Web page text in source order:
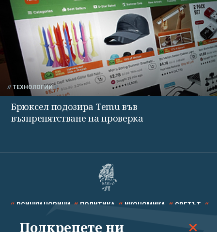
ТЕХНОЛОГИИ
Брюксел подозира Temu във
възпрепятстване на проверка
ВСИЧКИ НОВИНИ ПОЛИТИКА ИКОНОМИКА СВЕТЪТ
СПОРТ КУЛТУРА ТЕХНОЛОГИИ КАЛЕЙДОСКОП
Подкрепете ни